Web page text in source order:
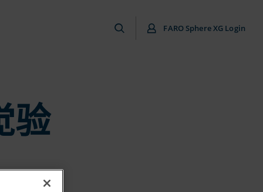
FARO Sphere XG Login
验